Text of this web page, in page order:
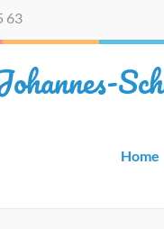
63
Home